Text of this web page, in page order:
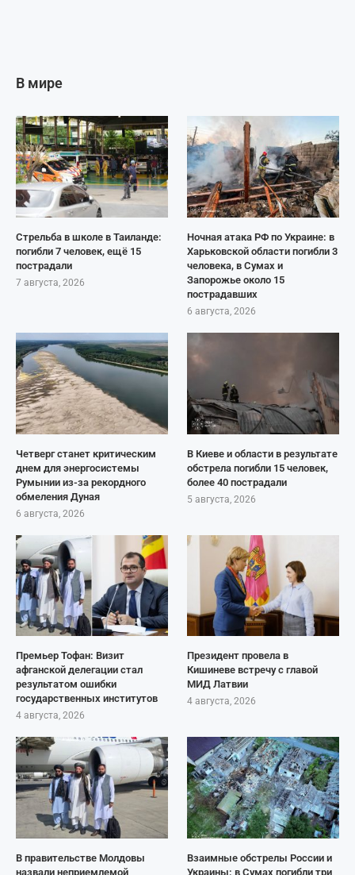
В мире
Стрельба в школе в Таиланде:
погибли 7 человек, ещё 15
пострадали
7 августа, 2026
Ночная атака РФ по Украине: в
Харьковской области погибли 3
человека, в Сумах и
Запорожье около 15
пострадавших
6 августа, 2026
Четверг станет критическим
днем для энергосистемы
Румынии из-за рекордного
обмеления Дуная
6 августа, 2026
В Киеве и области в результате
обстрела погибли 15 человек,
более 40 пострадали
5 августа, 2026
Премьер Тофан: Визит
афганской делегации стал
результатом ошибки
государственных институтов
4 августа, 2026
Президент провела в
Кишиневе встречу с главой
МИД Латвии
4 августа, 2026
В правительстве Молдовы
назвали неприемлемой
Взаимные обстрелы России и
Украины: в Сумах погибли три